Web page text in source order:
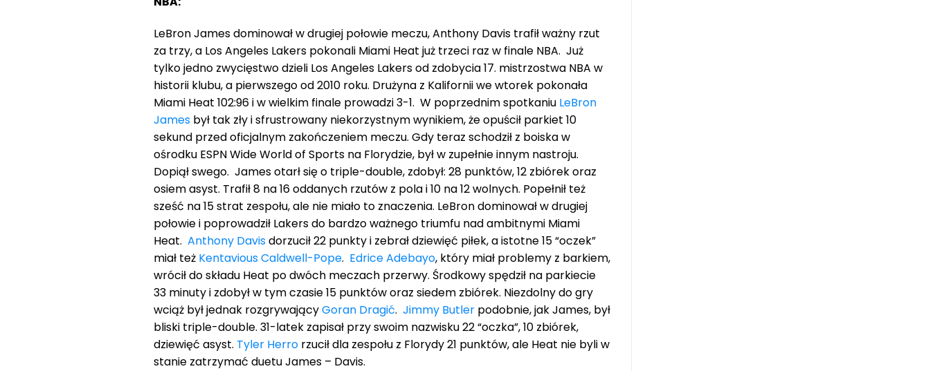
LeBron James dominował w drugiej połowie meczu, Anthony Davis trafił ważny rzut
za trzy, a Los Angeles Lakers pokonali Miami Heat już trzeci raz w finale NBA. Już
tylko jedno zwycięstwo dzieli Los Angeles Lakers od zdobycia 17. mistrzostwa NBA w
historii klubu, a pierwszego od 2010 roku. Drużyna z Kalifornii we wtorek pokonała
Miami Heat 102:96 i w wielkim finale prowadzi 3-1. W poprzednim spotkaniu LeBron
James był tak zły i sfrustrowany niekorzystnym wynikiem, że opuścił parkiet 10
sekund przed oficjalnym zakończeniem meczu. Gdy teraz schodził z boiska w
ośrodku ESPN Wide World of Sports na Florydzie, był w zupełnie innym nastroju.
Dopiął swego. James otarł się o triple-double, zdobył: 28 punktów, 12 zbiórek oraz
osiem asyst. Trafił 8 na 16 oddanych rzutów z pola i 10 na 12 wolnych. Popełnił też
sześć na 15 strat zespołu, ale nie miało to znaczenia. LeBron dominował w drugiej
połowie i poprowadził Lakers do bardzo ważnego triumfu nad ambitnymi Miami
Heat. Anthony Davisdorzucił 22 punkty i zebrał dziewięć piłek, a istotne 15 “oczek”
miał też Kentavious Caldwell-Pope. Edrice Adebayo, który miał problemy z barkiem,
wrócił do składu Heat po dwóch meczach przerwy. Środkowy spędził na parkiecie
33 minuty i zdobył w tym czasie 15 punktów oraz siedem zbiórek. Niezdolny do gry
wciąż był jednak rozgrywającyGoran Dragić. Jimmy Butler podobnie, jak James, był
bliski triple-double. 31-latek zapisał przy swoim nazwisku 22 “oczka”, 10 zbiórek,
dziewięć asyst. Tyler Herro rzucił dla zespołu z Florydy 21 punktów, ale Heat nie byli w
stanie zatrzymać duetu James – Davis.